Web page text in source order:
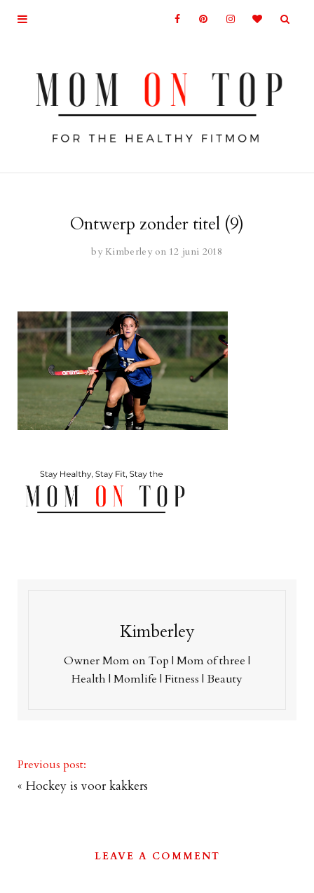
Ontwerp zonder titel (9)
by Kimberley on 12 juni 2018
Kimberley
Owner Mom on Top | Mom of three |
Health | Momlife | Fitness | Beauty
Previous post:
« Hockey is voor kakkers
LEAVE A COMMENT